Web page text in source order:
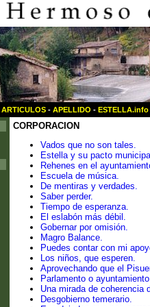
ARTICULOS - APELLIDO - ESTELLA.info
CORPORACION
Vados que no son tales.
Estella y su pacto
Rehenes en el
Escuela de música.
De mentiras y verdades.
Saber perder.
Tiempo de esperanza.
El eslabón más débil.
Gobernar por omisión.
Magro Balance.
Puedes contar con mi
Los niños, que esperen.
Aprovechando que el
Parlamento o
Una mirada de coherencia
Desgobierno temerario.